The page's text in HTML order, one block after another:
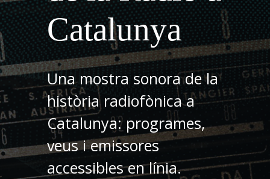
Catalunya
Una mostra sonora de la
història radiofònica a
Catalunya: programes,
veus i emissores
accessibles en línia.